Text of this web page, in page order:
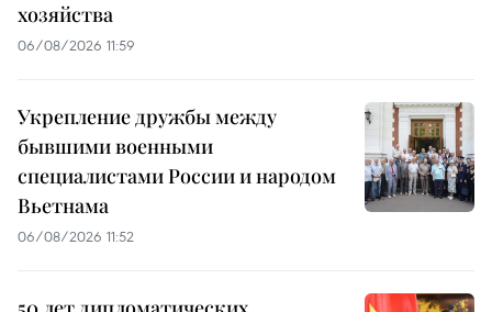
хозяйства
06/08/2026 11:59
Укрепление дружбы между
бывшими военными
специалистами России и народом
Вьетнама
06/08/2026 11:52